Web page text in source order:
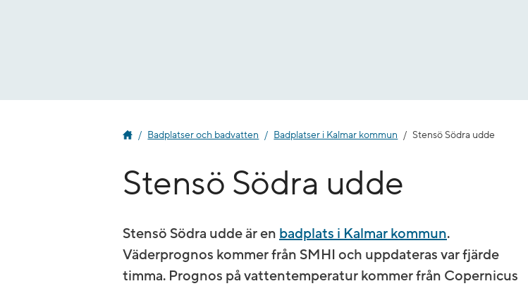
Badplatser och badvatten Badplatser i Kalmar kommun Stensö Södra udde
Stensö Södra udde
Stensö Södra udde är en badplats i Kalmar kommun.
Väderprognos kommer från SMHI och uppdateras var fjärde
timma. Prognos på vatten­temperatur kommer från Copernicus